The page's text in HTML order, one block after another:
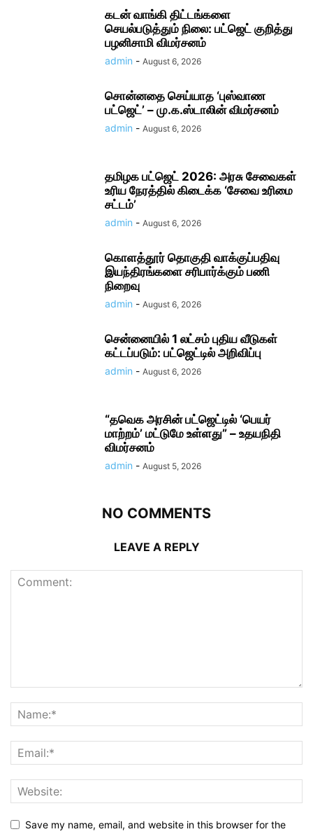
கடன் வாங்கி திட்டங்களை
செயல்படுத்தும் நிலை: பட்ஜெட் குறித்து
பழனிசாமி விமர்சனம்
admin - August 6, 2026
சொன்னதை செய்யாத ‘புஸ்வாண
பட்ஜெட்’ – மு.க.ஸ்டாலின் விமர்சனம்
admin - August 6, 2026
தமிழக பட்ஜெட் 2026: அரசு சேவைகள்
உரிய நேரத்தில் கிடைக்க ‘சேவை உரிமை
சட்டம்’
admin - August 6, 2026
கொளத்தூர் தொகுதி வாக்குப்பதிவு
இயந்திரங்களை சரிபார்க்கும் பணி
நிறைவு
admin - August 6, 2026
சென்னையில் 1 லட்சம் புதிய வீடுகள்
கட்டப்படும்: பட்ஜெட்டில் அறிவிப்பு
admin - August 6, 2026
“தவெக அரசின் பட்ஜெட்டில் ‘பெயர்
மாற்றம்’ மட்டுமே உள்ளது” – உதயநிதி
விமர்சனம்
admin - August 5, 2026
NO COMMENTS
LEAVE A REPLY
Save my name, email, and website in this browser for the